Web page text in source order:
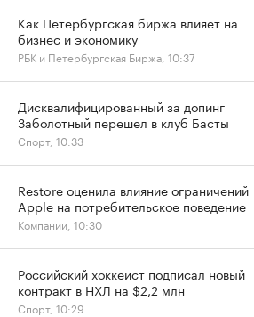
Как Петербургская биржа влияет на
бизнес и экономику
РБК и Петербургская Биржа, 10:37
Дисквалифицированный за допинг
Заболотный перешел в клуб Басты
Спорт, 10:33
Restore оценила влияние ограничений
Apple на потребительское поведение
Компании, 10:30
Российский хоккеист подписал новый
контракт в НХЛ на $2,2 млн
Спорт, 10:29